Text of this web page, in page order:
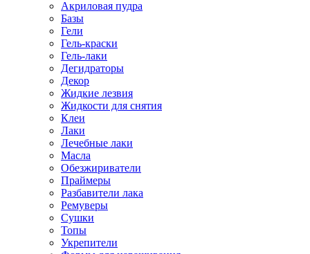
Акриловая пудра
Базы
Гели
Гель-краски
Гель-лаки
Дегидраторы
Декор
Жидкие лезвия
Жидкости для снятия
Клеи
Лаки
Лечебные лаки
Масла
Обезжириватели
Праймеры
Разбавители лака
Ремуверы
Сушки
Топы
Укрепители